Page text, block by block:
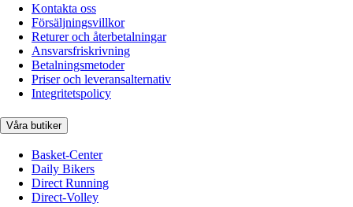
Kontakta oss
Försäljningsvillkor
Returer och återbetalningar
Ansvarsfriskrivning
Betalningsmetoder
Priser och leveransalternativ
Integritetspolicy
Våra butiker
Basket-Center
Daily Bikers
Direct Running
Direct-Volley